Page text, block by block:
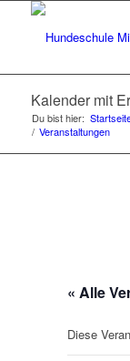
Kalender mit
Du bist hier:
/ Veranstaltungen
« Alle
Diese